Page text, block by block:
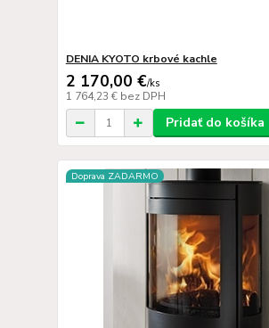
DENIA KYOTO krbové kachle
2 170,00 €/ks
1 764,23 € bez DPH
Pridať do košíka
Doprava ZADARMO